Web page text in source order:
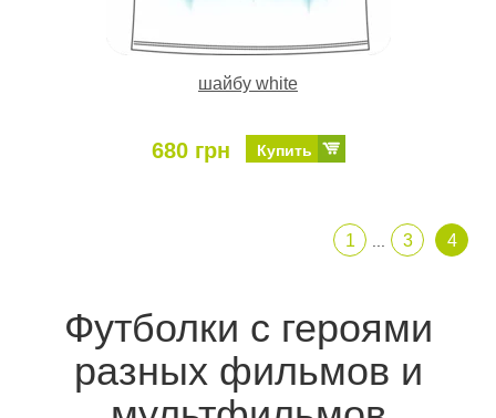
шайбу white
680 грн Купить
1 3 4
Футболки с героями
разных фильмов и